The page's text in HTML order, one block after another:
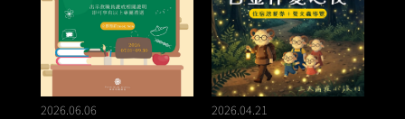
2026.06.06 2026.04.21